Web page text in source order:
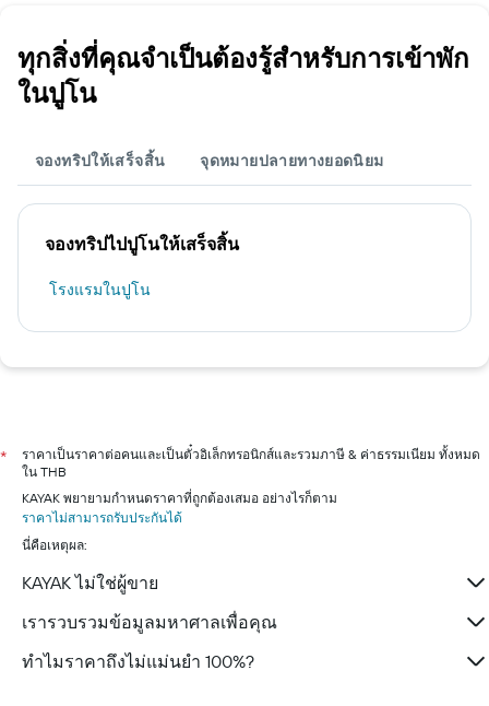
ทุกสิ่งที่คุณจำเป็นต้องรู้สำหรับการเข้าพัก
ในปูโน
จองทริปให้เสร็จสิ้น จุดหมายปลายทางยอดนิยม
จองทริปไปปูโนให้เสร็จสิ้น
โรงแรมในปูโน
*
ราคาเป็นราคาต่อคนและเป็นตั๋วอิเล็กทรอนิกส์และรวมภาษี & ค่าธรรมเนียม ทั้งหมด
ใน THB
KAYAK พยายามกำหนดราคาที่ถูกต้องเสมอ อย่างไรก็ตาม
ราคาไม่สามารถรับประกันได้
นี่คือเหตุผล:
KAYAK ไม่ใช่ผู้ขาย
เรารวบรวมข้อมูลมหาศาลเพื่อคุณ
ทำไมราคาถึงไม่แม่นยำ 100%?